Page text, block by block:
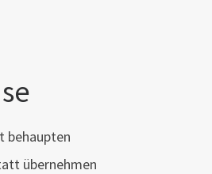
behaupten
übernehmen